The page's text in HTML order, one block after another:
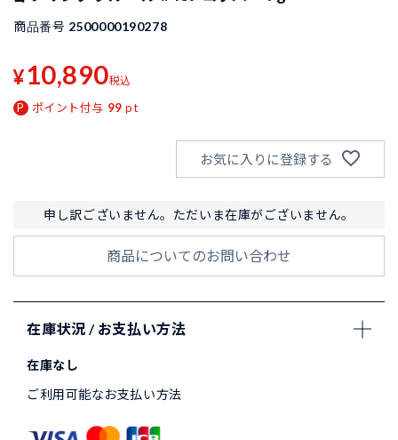
商品番号 2500000190278
¥10,890税込
ポイント付与 99 pt
お気に入りに登録する
申し訳ございません。ただいま在庫がございません。
商品についてのお問い合わせ
在庫状況 / お支払い方法
在庫なし
ご利用可能なお支払い方法